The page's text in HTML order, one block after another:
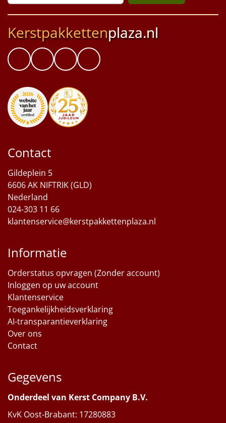
Kerstpakkettenplaza.nl
Contact
Gildeplein 5
6606 AK NIFTRIK (GLD)
Nederland
024-303 11 66
klantenservice@kerstpakkettenplaza.nl
Informatie
Orderstatus opvragen (Zonder account)
Inloggen op uw account
Klantenservice
Toegankelijkheidsverklaring
AI-transparantieverklaring
Over ons
Contact
Gegevens
Onderdeel van Kerst Company B.V.
KvK Oost-Brabant: 17280883